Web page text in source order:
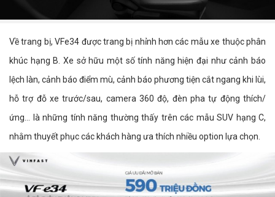
Về trang bị, VFe34 được trang bị nhỉnh hơn các mẫu xe thuộc phân
khúc hạng B. Xe sở hữu một số tính năng hiện đại như cảnh báo
lệch làn, cảnh báo điểm mù, cảnh báo phương tiện cắt ngang khi lùi,
hỗ trợ đỗ xe trước/sau, camera 360 độ, đèn pha tự động thích/
ứng... là những tính năng thường thấy trên các mẫu SUV hạng C,
nhằm thuyết phục các khách hàng ưa thích nhiều option lựa chọn.